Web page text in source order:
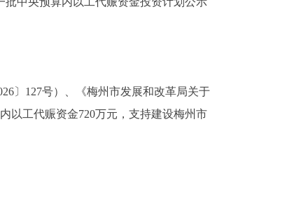
〕127号）、《梅州市发展和改革局关于
以工代赈资金720万元，支持建设梅州市